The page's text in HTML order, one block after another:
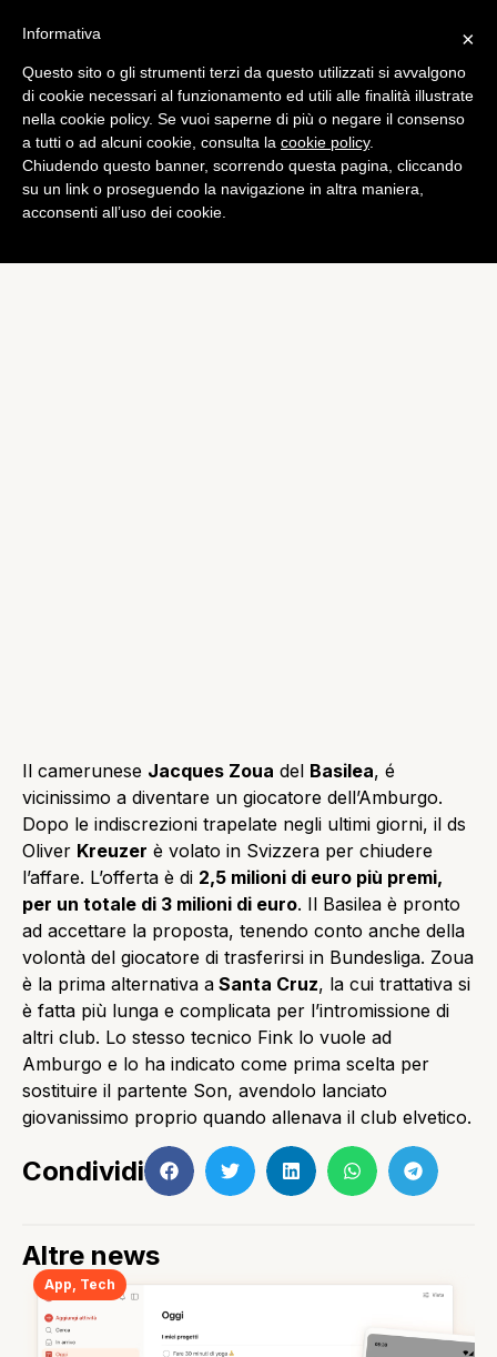
Bundesliga
Amburgo – Zoua, c’è
l’offerta
di Emiliano Storace
Il camerunese Jacques Zoua del Basilea, é
vicinissimo a diventare un giocatore dell’Amburgo.
Dopo le indiscrezioni trapelate negli ultimi giorni, il ds
Oliver Kreuzer è volato in Svizzera per chiudere
l’affare. L’offerta è di 2,5 milioni di euro più premi,
per un totale di 3 milioni di euro. Il Basilea è pronto
ad accettare la proposta, tenendo conto anche della
volontà del giocatore di trasferirsi in Bundesliga. Zoua
è la prima alternativa a Santa Cruz, la cui trattativa si
è fatta più lunga e complicata per l’intromissione di
altri club. Lo stesso tecnico Fink lo vuole ad
Amburgo e lo ha indicato come prima scelta per
sostituire il partente Son, avendolo lanciato
giovanissimo proprio quando allenava il club elvetico.
Condividi
Altre news
App, Tech
×
Informativa
Questo sito o gli strumenti terzi da questo utilizzati si avvalgono
di cookie necessari al funzionamento ed utili alle finalità illustrate
nella cookie policy. Se vuoi saperne di più o negare il consenso
a tutti o ad alcuni cookie, consulta la cookie policy.
Chiudendo questo banner, scorrendo questa pagina, cliccando
su un link o proseguendo la navigazione in altra maniera,
acconsenti all’uso dei cookie.